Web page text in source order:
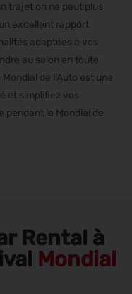
trajet on ne peut plus
excellent rapport
adaptées à vos
au salon en toute
de l’Auto est une
et simplifiez vos
pendant le Mondial de
Rental à
Mondial